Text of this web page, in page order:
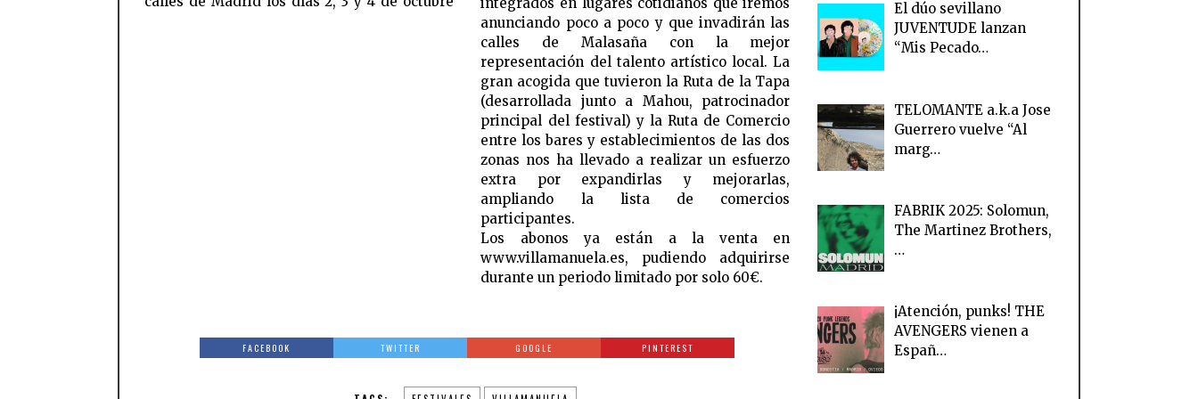
anunciando poco a poco y que invadirán las
calles de Malasaña con la mejor
representación del talento artístico local. La
gran acogida que tuvieron la Ruta de la Tapa
(desarrollada junto a Mahou, patrocinador
principal del festival) y la Ruta de Comercio
entre los bares y establecimientos de las dos
zonas nos ha llevado a realizar un esfuerzo
extra por expandirlas y mejorarlas,
ampliando la lista de comercios
participantes.
Los abonos ya están a la venta en
www.villamanuela.es, pudiendo adquirirse
durante un periodo limitado por solo 60€.
FACEBOOK TWITTER GOOGLE PINTEREST
El dúo sevillano
JUVENTUDE lanzan
“Mis Pecado…
TELOMANTE a.k.a Jose
Guerrero vuelve “Al
marg…
FABRIK 2025: Solomun,
The Martinez Brothers,
…
¡Atención, punks! THE
AVENGERS vienen a
Españ…